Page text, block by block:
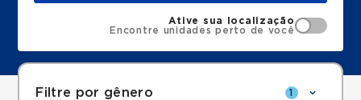
Ative sua localização
Encontre unidades perto de você
Filtre por gênero 1